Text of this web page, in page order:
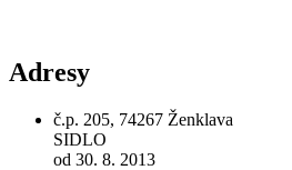
Adresy
č.p. 205, 74267 Ženklava
SIDLO
od 30. 8. 2013